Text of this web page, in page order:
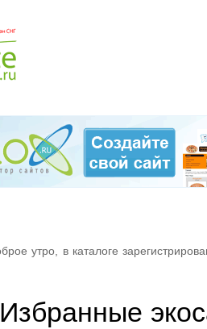
утро, в каталоге